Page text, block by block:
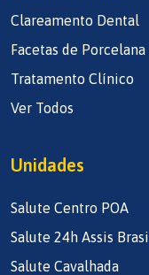
Clareamento Dental
Facetas de Porcelana
Tratamento Clínico
Ver Todos
Unidades
Salute Centro POA
Salute 24h Assis Brasil
Salute Cavalhada